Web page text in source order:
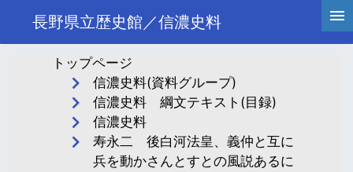
長野県立歴史館／信濃史料
トップページ
信濃史料(資料グループ)
信濃史料 綱文テキスト(目録)
信濃史料
寿永二 後白河法皇、義仲と互に
兵を動かさんとすとの風説あるに